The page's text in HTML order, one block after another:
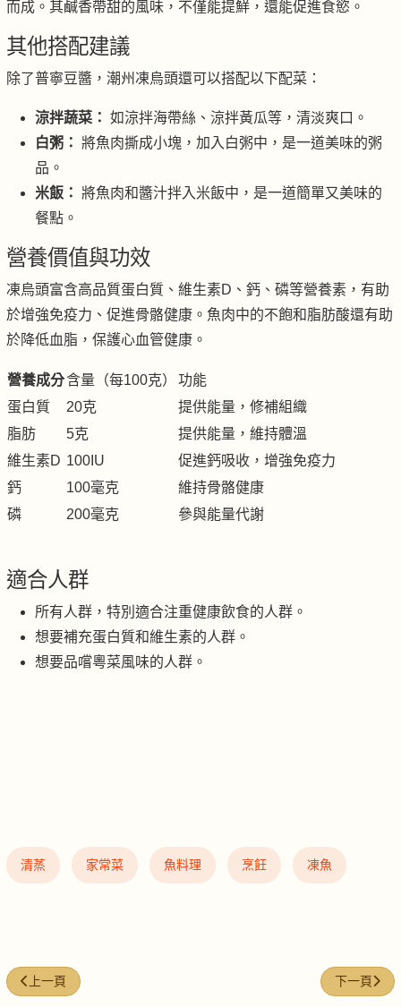
而成。其鹹香帶甜的風味，不僅能提鮮，還能促進食慾。
其他搭配建議
除了普寧豆醬，潮州凍烏頭還可以搭配以下配菜：
涼拌蔬菜： 如涼拌海帶絲、涼拌黃瓜等，清淡爽口。
白粥： 將魚肉撕成小塊，加入白粥中，是一道美味的粥
品。
米飯： 將魚肉和醬汁拌入米飯中，是一道簡單又美味的
餐點。
營養價值與功效
凍烏頭富含高品質蛋白質、維生素D、鈣、磷等營養素，有助
於增強免疫力、促進骨骼健康。魚肉中的不飽和脂肪酸還有助
於降低血脂，保護心血管健康。
營養成分含量（每100克）
功能
蛋白質
20克
提供能量，修補組織
脂肪
5克
提供能量，維持體溫
維生素D 100IU
促進鈣吸收，增強免疫力
鈣
100毫克
維持骨骼健康
磷
200毫克 參與能量代謝
適合人群
所有人群，特別適合注重健康飲食的人群。
想要補充蛋白質和維生素的人群。
想要品嚐粵菜風味的人群。
清蒸 家常菜 魚料理 烹飪 凍魚
上一篇文章: 蔥燒鱈魚扒
上一頁 下一篇文章
下一頁